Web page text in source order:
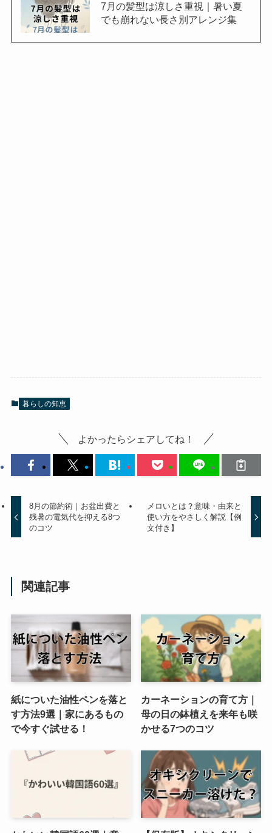
7月の髪型は涼しさ重視｜暑い夏
でも崩れない長さ別アレンジ集
暮らしの知恵
よかったらシェアしてね！
8月の節約術｜お盆出費と
残暑の電気代を抑える8つ
のコツ
メロいとは？意味・由来と
使い方をやさしく解説【例
文付き】
関連記事
紙についた油性ペンを落と
す方法9選｜家にあるもの
で今すぐ試せる！
カーネーションの育て方｜
母の日の鉢植えを来年も咲
かせる7つのコツ